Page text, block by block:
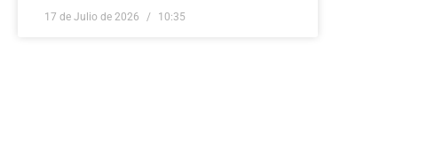
17 de Julio de 2026 10:35